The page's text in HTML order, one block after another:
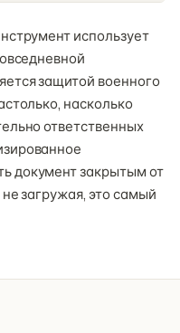
использует
защитой военного
насколько
ответственных
документ закрытым от
загружая, это самый